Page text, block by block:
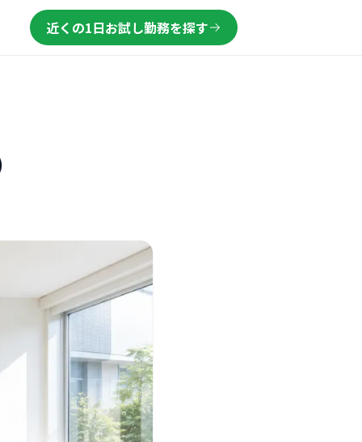
近くの1日お試し勤務を探す